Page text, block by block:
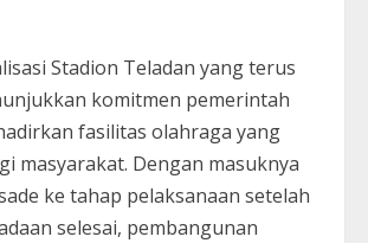
Stadion Teladan yang terus
komitmen pemerintah
fasilitas olahraga yang
masyarakat. Dengan masuknya
ke tahap pelaksanaan setelah
selesai, pembangunan